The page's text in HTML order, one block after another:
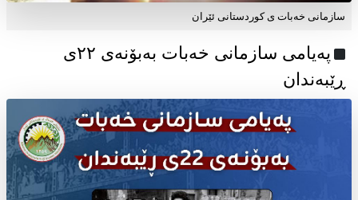
سازمانی خەبات ی کوردستانی ئێران
پەیامی سازمانی خەبات بەبۆنەی ۲۲ی
ڕێبەندان